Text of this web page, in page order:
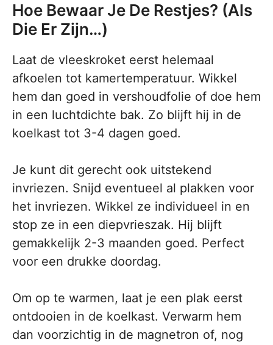
Hoe Bewaar Je De Restjes? (Als
Die Er Zijn…)
Laat de vleeskroket eerst helemaal
afkoelen tot kamertemperatuur. Wikkel
hem dan goed in vershoudfolie of doe hem
in een luchtdichte bak. Zo blijft hij in de
koelkast tot 3-4 dagen goed.
Je kunt dit gerecht ook uitstekend
invriezen. Snijd eventueel al plakken voor
het invriezen. Wikkel ze individueel in en
stop ze in een diepvrieszak. Hij blijft
gemakkelijk 2-3 maanden goed. Perfect
voor een drukke doordag.
Om op te warmen, laat je een plak eerst
ontdooien in de koelkast. Verwarm hem
dan voorzichtig in de magnetron of, nog